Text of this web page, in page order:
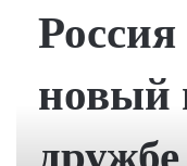
новый